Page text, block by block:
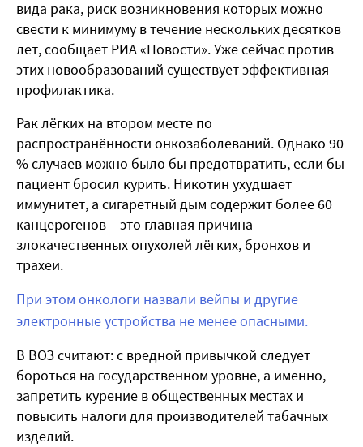
вида рака, риск возникновения которых можно
свести к минимуму в течение нескольких десятков
лет, сообщает РИА «Новости». Уже сейчас против
этих новообразований существует эффективная
профилактика.
Рак лёгких на втором месте по
распространённости онкозаболеваний. Однако 90
% случаев можно было бы предотвратить, если бы
пациент бросил курить. Никотин ухудшает
иммунитет, а сигаретный дым содержит более 60
канцерогенов – это главная причина
злокачественных опухолей лёгких, бронхов и
трахеи.
При этом онкологи назвали вейпы и другие
электронные устройства не менее опасными.
В ВОЗ считают: с вредной привычкой следует
бороться на государственном уровне, а именно,
запретить курение в общественных местах и
повысить налоги для производителей табачных
изделий.